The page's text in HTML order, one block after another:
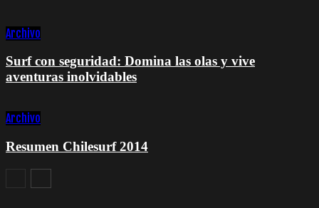
Archivo
Surf con seguridad: Domina las olas y vive
aventuras inolvidables
Archivo
Resumen Chilesurf 2014